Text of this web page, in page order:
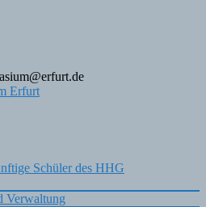
Schüler des HHG
Verwaltung